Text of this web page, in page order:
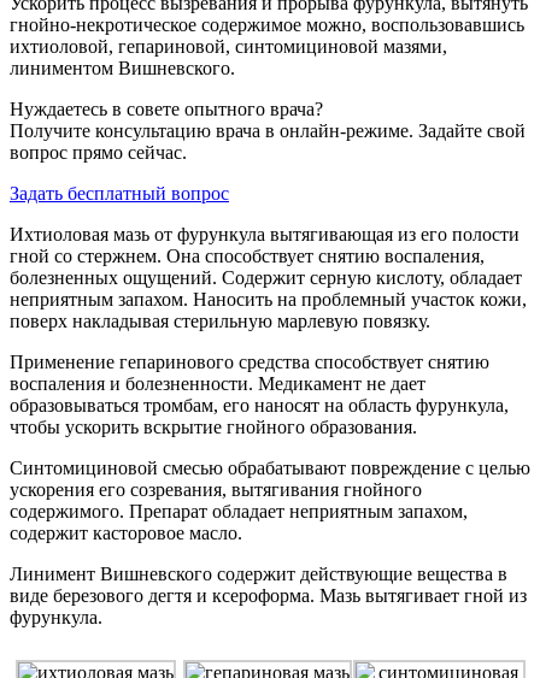
гнойно-некротическое содержимое можно, воспользовавшись
ихтиоловой, гепариновой, синтомициновой мазями,
линиментом Вишневского.
Нуждаетесь в совете опытного врача?
Получите консультацию врача в онлайн-режиме. Задайте свой
вопрос прямо сейчас.
Задать бесплатный вопрос
Ихтиоловая мазь от фурункула вытягивающая из его полости
гной со стержнем. Она способствует снятию воспаления,
болезненных ощущений. Содержит серную кислоту, обладает
неприятным запахом. Наносить на проблемный участок кожи,
поверх накладывая стерильную марлевую повязку.
Применение гепаринового средства способствует снятию
воспаления и болезненности. Медикамент не дает
образовываться тромбам, его наносят на область фурункула,
чтобы ускорить вскрытие гнойного образования.
Синтомициновой смесью обрабатывают повреждение с целью
ускорения его созревания, вытягивания гнойного
содержимого. Препарат обладает неприятным запахом,
содержит касторовое масло.
Линимент Вишневского содержит действующие вещества в
виде березового дегтя и ксероформа. Мазь вытягивает гной из
фурункула.